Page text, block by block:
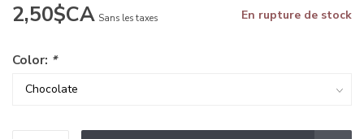
2,50$CA Sans les taxes En rupture de stock
Color: *